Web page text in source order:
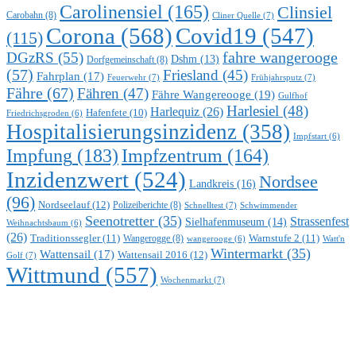
Carobahn (8) Carolinensiel (165) Cliner Quelle (7) Clinsiel
(115) Corona (568)Covid19 (547)
DGzRS (55) Dorfgemeinschaft(8) Dshm (13) fahre wangerooge
(57) Fahrplan (17) Feuerwehr (7) Friesland (45) Frühjahrsputz (7)
Fähre (67) Fähren (47) Fähre Wangereooge (19) Gulfhof
Friedrichsgroden (6) Hafenfete (10) Harlequiz (26) Harlesiel (48)
Hospitalisierungsinzidenz (358) Impfstart (6)
Impfung (183) Impfzentrum (164)
Inzidenzwert (524) Landkreis (16) Nordsee
(96) Nordseelauf(12) Polizeiberichte (8) Schnelltest (7) Schwimmender
Weihnachtsbaum (6) Seenotretter (35) Sielhafenmuseum (14) Strassenfest
(26) Traditionssegler(11) Wangerogge (8) wangerooge (6) Warnstufe 2 (11) Watt'n
Golf (7) Wattensail (17) Wattensail 2016 (12) Wintermarkt (35)
Wittmund (557) Wochenmarkt (7)